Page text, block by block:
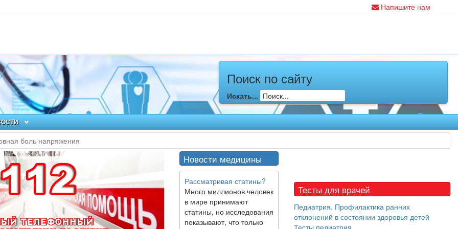
Напишите нам
Поиск по сайту
Искать...
боль напряжения
Новости медицины
Рассматривая статины?
Много миллионов человек
в мире принимают
статины, но исследования
показывают, что только
Тесты для врачей
Педиатрия. Профилактика ранних
отклонений в состоянии здоровья детей
Тесты педиатрия